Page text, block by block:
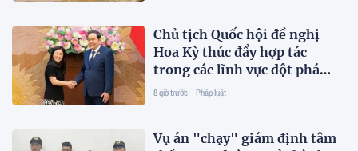
Chủ tịch Quốc hội đề nghị
Hoa Kỳ thúc đẩy hợp tác
trong các lĩnh vực đột phá
mới
8 giờ trước Pháp luật
Vụ án "chạy" giám định tâm